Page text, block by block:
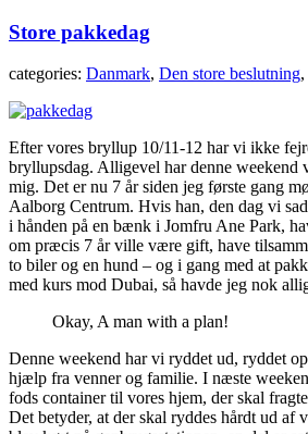
Store pakkedag
categories: Danmark, Den store beslutning,
Efter vores bryllup 10/11-12 har vi ikke
bryllupsdag. Alligevel har denne weekend
mig. Det er nu 7 år siden jeg første gang
Aalborg Centrum. Hvis han, den dag vi
i hånden på en bænk i Jomfru Ane Park,
om præcis 7 år ville være gift, have
to biler og en hund – og i gang med at
med kurs mod Dubai, så havde jeg nok
Okay, A man with a plan!
Denne weekend har vi ryddet ud, ryddet
hjælp fra venner og familie. I næste
fods container til vores hjem, der skal
Det betyder, at der skal ryddes hårdt ud af